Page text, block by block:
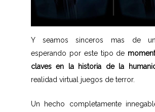
Y seamos sinceros mas de
esperando por este tipo de
claves en la historia de la
realidad virtual juegos de terror.
Un hecho completamente